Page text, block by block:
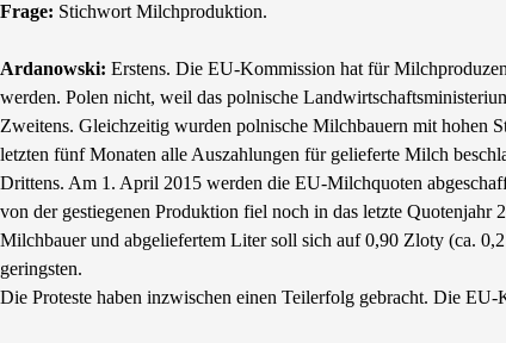
Frage: Stichwort Milchproduktion.
Ardanowski: Erstens. Die EU-Kommission hat für
werden. Polen nicht, weil das polnische
Zweitens. Gleichzeitig wurden polnische Milchbauern mit hohen
letzten fünf Monaten alle Auszahlungen für gelieferte Milch
Drittens. Am 1. April 2015 werden die EU-Milchquoten
von der gestiegenen Produktion fiel noch in das letzte
Milchbauer und abgeliefertem Liter soll sich auf 0,90 Zloty (ca.
geringsten.
Die Proteste haben inzwischen einen Teilerfolg gebracht. Die